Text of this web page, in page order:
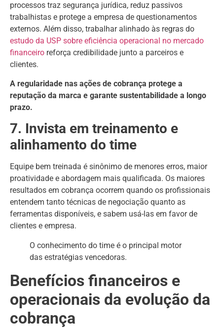
processos traz segurança jurídica, reduz passivos
trabalhistas e protege a empresa de questionamentos
externos. Além disso, trabalhar alinhado às regras do
estudo da USP sobre eficiência operacional no mercado
financeiro reforça credibilidade junto a parceiros e
clientes.
A regularidade nas ações de cobrança protege a
reputação da marca e garante sustentabilidade a longo
prazo.
7. Invista em treinamento e
alinhamento do time
Equipe bem treinada é sinônimo de menores erros, maior
proatividade e abordagem mais qualificada. Os maiores
resultados em cobrança ocorrem quando os profissionais
entendem tanto técnicas de negociação quanto as
ferramentas disponíveis, e sabem usá-las em favor de
clientes e empresa.
O conhecimento do time é o principal motor
das estratégias vencedoras.
Benefícios financeiros e
operacionais da evolução da
cobrança